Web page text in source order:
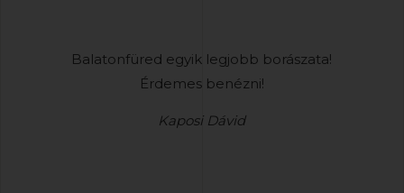
Balatonfüred egyik legjobb borászata!
Érdemes benézni!
Kaposi Dávid